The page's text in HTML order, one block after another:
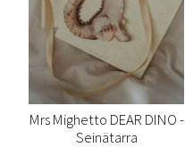
Mrs Mighetto DEAR DINO -
Seinätarra